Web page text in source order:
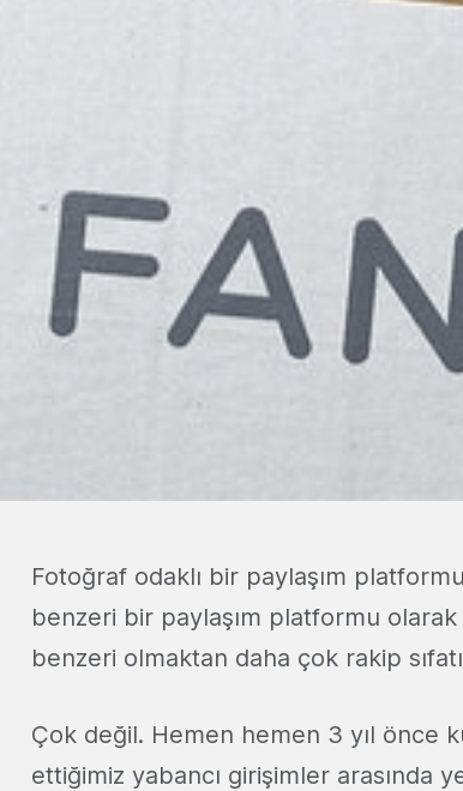
Fotoğraf odaklı bir paylaşım
benzeri bir paylaşım platformu
benzeri olmaktan daha çok rakip
Çok değil. Hemen hemen 3 yıl önce
ettiğimiz yabancı girişimler arasında